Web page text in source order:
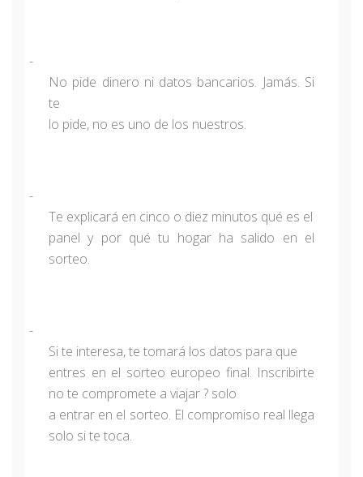
-
No pide dinero ni datos bancarios. Jamás. Si
te
lo pide, no es uno de los nuestros.
-
Te explicará en cinco o diez minutos qué es el
panel y por qué tu hogar ha salido en el
sorteo.
-
Si te interesa, te tomará los datos para que
entres en el sorteo europeo final. Inscribirte
no te compromete a viajar ? solo
a entrar en el sorteo. El compromiso real llega
solo si te toca.